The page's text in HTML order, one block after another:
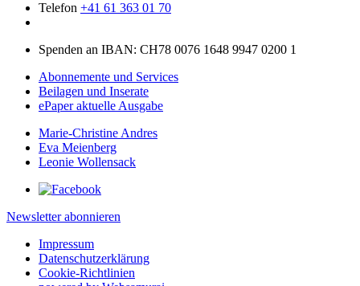
Telefon +41 61 363 01 70
Spenden an IBAN: CH78 0076 1648 9947 0200 1
Abonnemente und Services
Beilagen und Inserate
ePaper aktuelle Ausgabe
Marie-Christine Andres
Eva Meienberg
Leonie Wollensack
Newsletter abonnieren
Impressum
Datenschutzerklärung
Cookie-Richtlinien